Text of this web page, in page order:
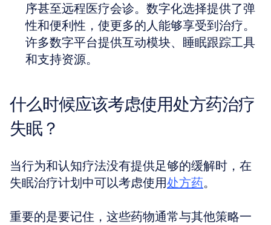
序甚至远程医疗会诊。数字化选择提供了弹
性和便利性，使更多的人能够享受到治疗。
许多数字平台提供互动模块、睡眠跟踪工具
和支持资源。
什么时候应该考虑使用处方药治疗
失眠？
当行为和认知疗法没有提供足够的缓解时，在
失眠治疗计划中可以考虑使用处方药。
重要的是要记住，这些药物通常与其他策略一